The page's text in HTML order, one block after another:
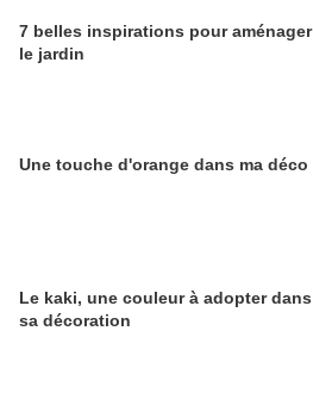
7 belles inspirations pour aménager
le jardin
Une touche d'orange dans ma déco
Le kaki, une couleur à adopter dans
sa décoration